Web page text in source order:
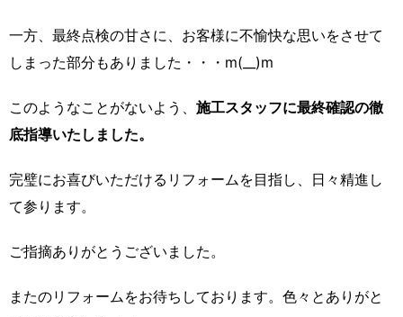
一方、最終点検の甘さに、お客様に不愉快な思いをさせて
しまった部分もありました・・・m(__)m
このようなことがないよう、 施工スタッフに最終確認の徹
底指導いたしました。
完璧にお喜びいただけるリフォームを目指し、日々精進し
て参ります。
ご指摘ありがとうございました。
またのリフォームをお待ちしております。色々とありがと